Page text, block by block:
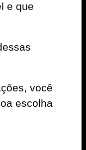
e que
você
escolha